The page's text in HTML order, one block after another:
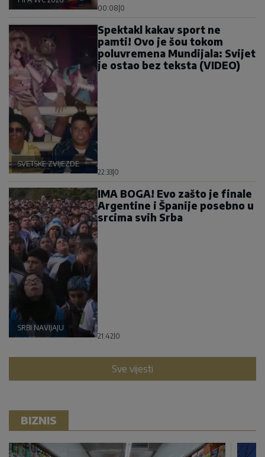
00:08 0
SVETSKE ZVIJEZDE
Spektakl kakav sport ne
pamti! Ovo je šou tokom
poluvremena Mundijala: Svijet
je ostao bez teksta (VIDEO)
22:33 0
SRBI NAVIJAJU
IMA BOGA! Evo zašto je finale
Argentine i Španije posebno u
srcima svih Srba
21:42 0
Sve vijesti
BIZNIS